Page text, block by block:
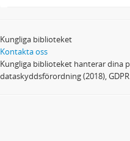
Kungliga biblioteket
Kontakta oss
Kungliga biblioteket hanterar dina
dataskyddsförordning (2018),